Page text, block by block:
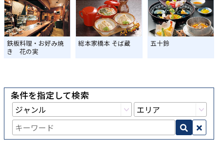
鉄板料理・お好み焼
き 花の実
総本家橋本 そば蔵 五十鈴
条件を指定して検索